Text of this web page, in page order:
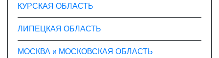
КУРСКАЯ ОБЛАСТЬ
ЛИПЕЦКАЯ ОБЛАСТЬ
МОСКВА и МОСКОВСКАЯ ОБЛАСТЬ